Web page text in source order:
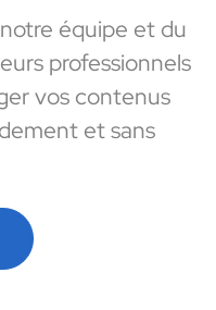
équipe et du
professionnels
vos contenus
et sans